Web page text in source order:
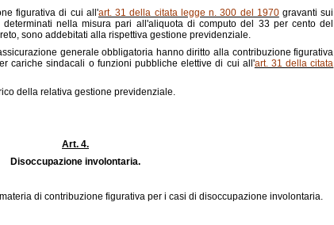
figurativa di cui all'art. 31 della citata legge n. 300 del 1970gravanti sui
nella misura pari all'aliquota di computo del 33 per cento del
sono addebitati alla rispettiva gestione previdenziale.
generale obbligatoria hanno diritto alla contribuzione figurativa
cariche sindacali o funzioni pubbliche elettive di cui all'art. 31 della citata
della relativa gestione previdenziale.
Art. 4.
Disoccupazione involontaria.
di contribuzione figurativa per i casi di disoccupazione involontaria.